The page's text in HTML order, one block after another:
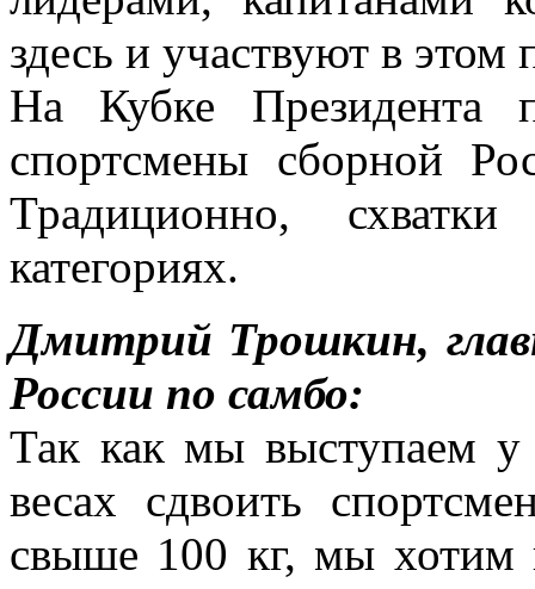
здесь и участвуют в этом
На Кубке Президента
спортсмены сборной
Традиционно,
категориях.
Дмитрий Трошкин,
России по самбо:
Так как мы выступаем
весах сдвоить
свыше 100 кг, мы хотим